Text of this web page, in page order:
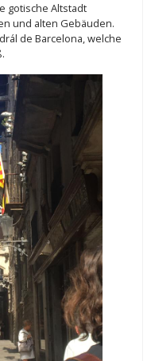
gotische Altstadt
und alten Gebäuden.
de Barcelona, welche